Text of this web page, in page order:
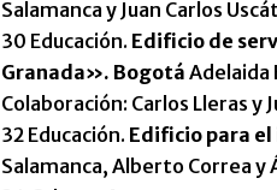
Salamanca y Juan Carlos
30 Educación. Edificio de
Granada». Bogotá Adelaida
Colaboración: Carlos Lleras y
32 Educación. Edificio para
Salamanca, Alberto Correa y